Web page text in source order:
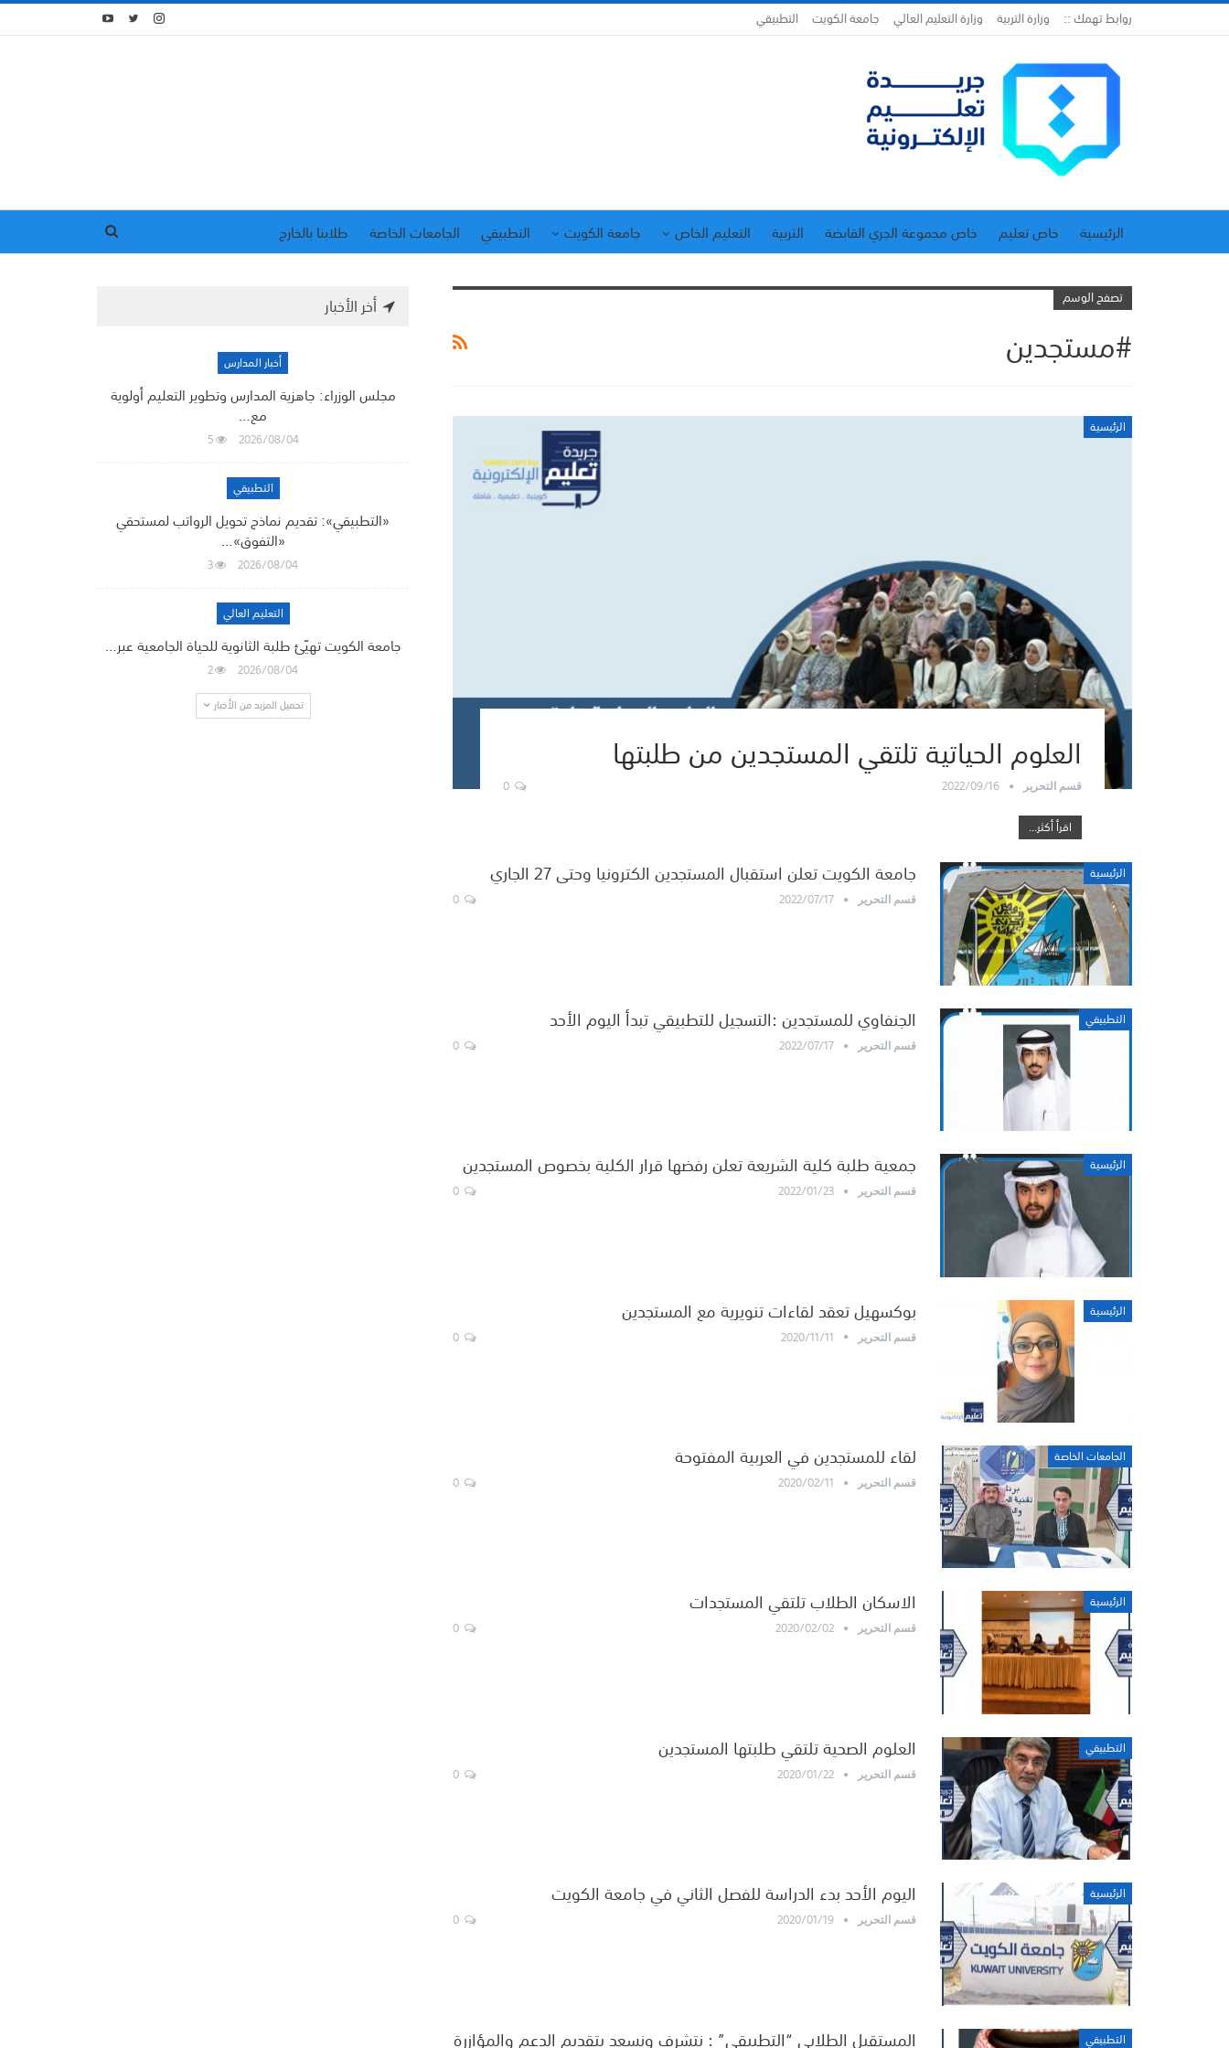
روابط تهمك :: وزارة التربية وزارة التعليم العالي جامعة الكويت التطبيقي
الرئيسية خاص تعليم خاص مجموعة الجري القابضة التربية التعليم الخاص جامعة الكويت التطبيقي الجامعات الخاصة
طلابنا بالخارج
تصفح الوسم
#مستجدين
الرئيسية
العلوم الحياتية تلتقي المستجدين من طلبتها
قسم التحرير 2022/09/16
اقرأ أكثر...
الرئيسية
جامعة الكويت تعلن استقبال المستجدين الكترونيا وحتى 27 الجاري
قسم التحرير 2022/07/17
التطبيقي الجنفاوي للمستجدين :التسجيل للتطبيقي تبدأ اليوم الأحد
قسم التحرير 2022/07/17
الرئيسية جمعية طلبة كلية الشريعة تعلن رفضها قرار الكلية بخصوص المستجدين
قسم التحرير 2022/01/23
الرئيسية بوكسهيل تعقد لقاءات تنويرية مع المستجدين
قسم التحرير 2020/11/11
الجامعات الخاصة لقاء للمستجدين في العربية المفتوحة
قسم التحرير 2020/02/11
الرئيسية الاسكان الطلاب تلتقي المستجدات
قسم التحرير 2020/02/02
التطبيقي العلوم الصحية تلتقي طلبتها المستجدين
قسم التحرير 2020/01/22
الرئيسية اليوم الأحد بدء الدراسة للفصل الثاني في جامعة الكويت
قسم التحرير 2020/01/19
التطبيقي المستقبل الطلابي “التطبيقي” : نتشرف ونسعد بتقديم الدعم والمؤازرة
أخر الأخبار
أخبار المدارس
مجلس الوزراء: جاهزية المدارس وتطوير التعليم أولوية
مع…
2026/08/04
5
التطبيقي
«التطبيقي»: تقديم نماذج تحويل الرواتب لمستحقي
«التفوق»…
2026/08/04
3
التعليم العالي
جامعة الكويت تهيّئ طلبة الثانوية للحياة الجامعية عبر…
2026/08/04
2
تحميل المزيد من الأخبار